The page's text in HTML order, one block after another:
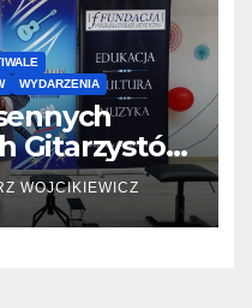
WYDARZENIA
Gitarzystów
WOJCIKIEWICZ